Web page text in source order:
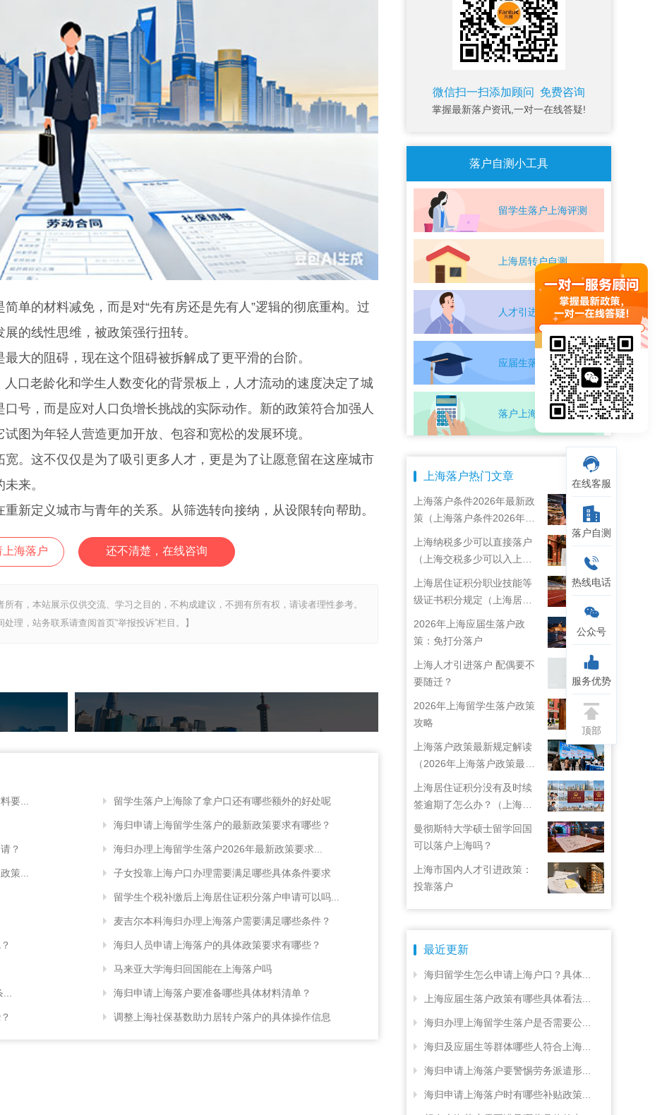
简单的材料减免，而是对“先有房还是先有人”逻辑的彻底重构。过
的线性思维，被政策强行扭转。
的阻碍，现在这个阻碍被拆解成了更平滑的台阶。
老龄化和学生人数变化的背景板上，人才流动的速度决定了城
号，而是应对人口负增长挑战的实际动作。新的政策符合加强人
图为年轻人营造更加开放、包容和宽松的发展环境。
这不仅仅是为了吸引更多人才，更是为了让愿意留在这座城市
来。
定义城市与青年的关系。从筛选转向接纳，从设限转向帮助。
海落户 还不清楚，在线咨询
有，本站展示仅供交流、学习之目的，不构成建议，不拥有所有权，请读者理性参考。
理，站务联系请查阅首页“举报投诉”栏目。】
要...
？
策...
留学生落户上海除了拿户口还有哪些额外的好处呢
海归申请上海留学生落户的最新政策要求有哪些？
海归办理上海留学生落户2026年最新政策要求...
子女投靠上海户口办理需要满足哪些具体条件要求
留学生个税补缴后上海居住证积分落户申请可以吗...
麦吉尔本科海归办理上海落户需要满足哪些条件？
海归人员申请上海落户的具体政策要求有哪些？
马来亚大学海归回国能在上海落户吗
海归申请上海落户要准备哪些具体材料清单？
调整上海社保基数助力居转户落户的具体操作信息
微信扫一扫添加顾问 免费咨询
掌握最新落户资讯,一对一在线答疑!
落户自测小工具
留学生落户上海评测
上海居转户自测
人才引进落户评测
应届生落户上海自测
落户上海条件自测
上海落户热门文章
上海落户条件2026年最新政
策（上海落户条件2026年最
新政策解读）
上海纳税多少可以直接落户
（上海交税多少可以入上海
户口）
上海居住证积分职业技能等
级证书积分规定（上海居住
证技能职称目录）
2026年上海应届生落户政
策：免打分落户
上海人才引进落户 配偶要不
要随迁？
2026年上海留学生落户政策
攻略
上海落户政策最新规定解读
（2026年上海落户政策最新
规定）
上海居住证积分没有及时续
签逾期了怎么办？（上海居
住证续签了但积分忘了）
曼彻斯特大学硕士留学回国
可以落户上海吗？
上海市国内人才引进政策：
投靠落户
最近更新
海归留学生怎么申请上海户口？具体...
上海应届生落户政策有哪些具体看法...
海归办理上海留学生落户是否需要公...
海归及应届生等群体哪些人符合上海...
海归申请上海落户要警惕劳务派遣形...
海归申请上海落户时有哪些补贴政策...
在线客服
落户自测
热线电话
公众号
服务优势
顶部